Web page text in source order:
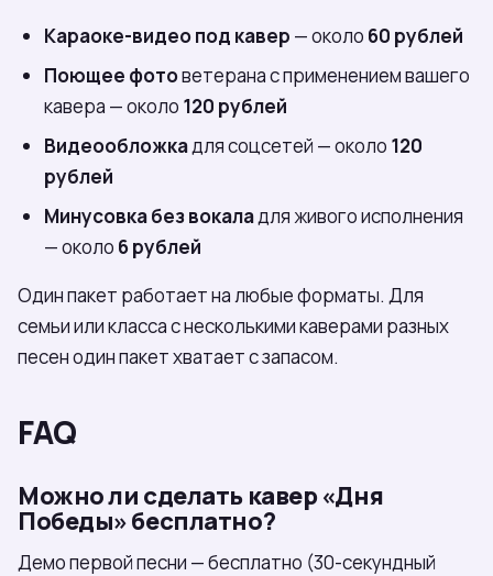
Караоке-видео под кавер — около 60 рублей
Поющее фотоветерана с применением вашего
кавера — около 120 рублей
Видеообложкадля соцсетей — около 120
рублей
Минусовка без вокаладля живого исполнения
— около 6 рублей
Один пакет работает на любые форматы. Для
семьи или класса с несколькими каверами разных
песен один пакет хватает с запасом.
FAQ
Можно ли сделать кавер «Дня
Победы» бесплатно?
Демо первой песни — бесплатно (30-секундный